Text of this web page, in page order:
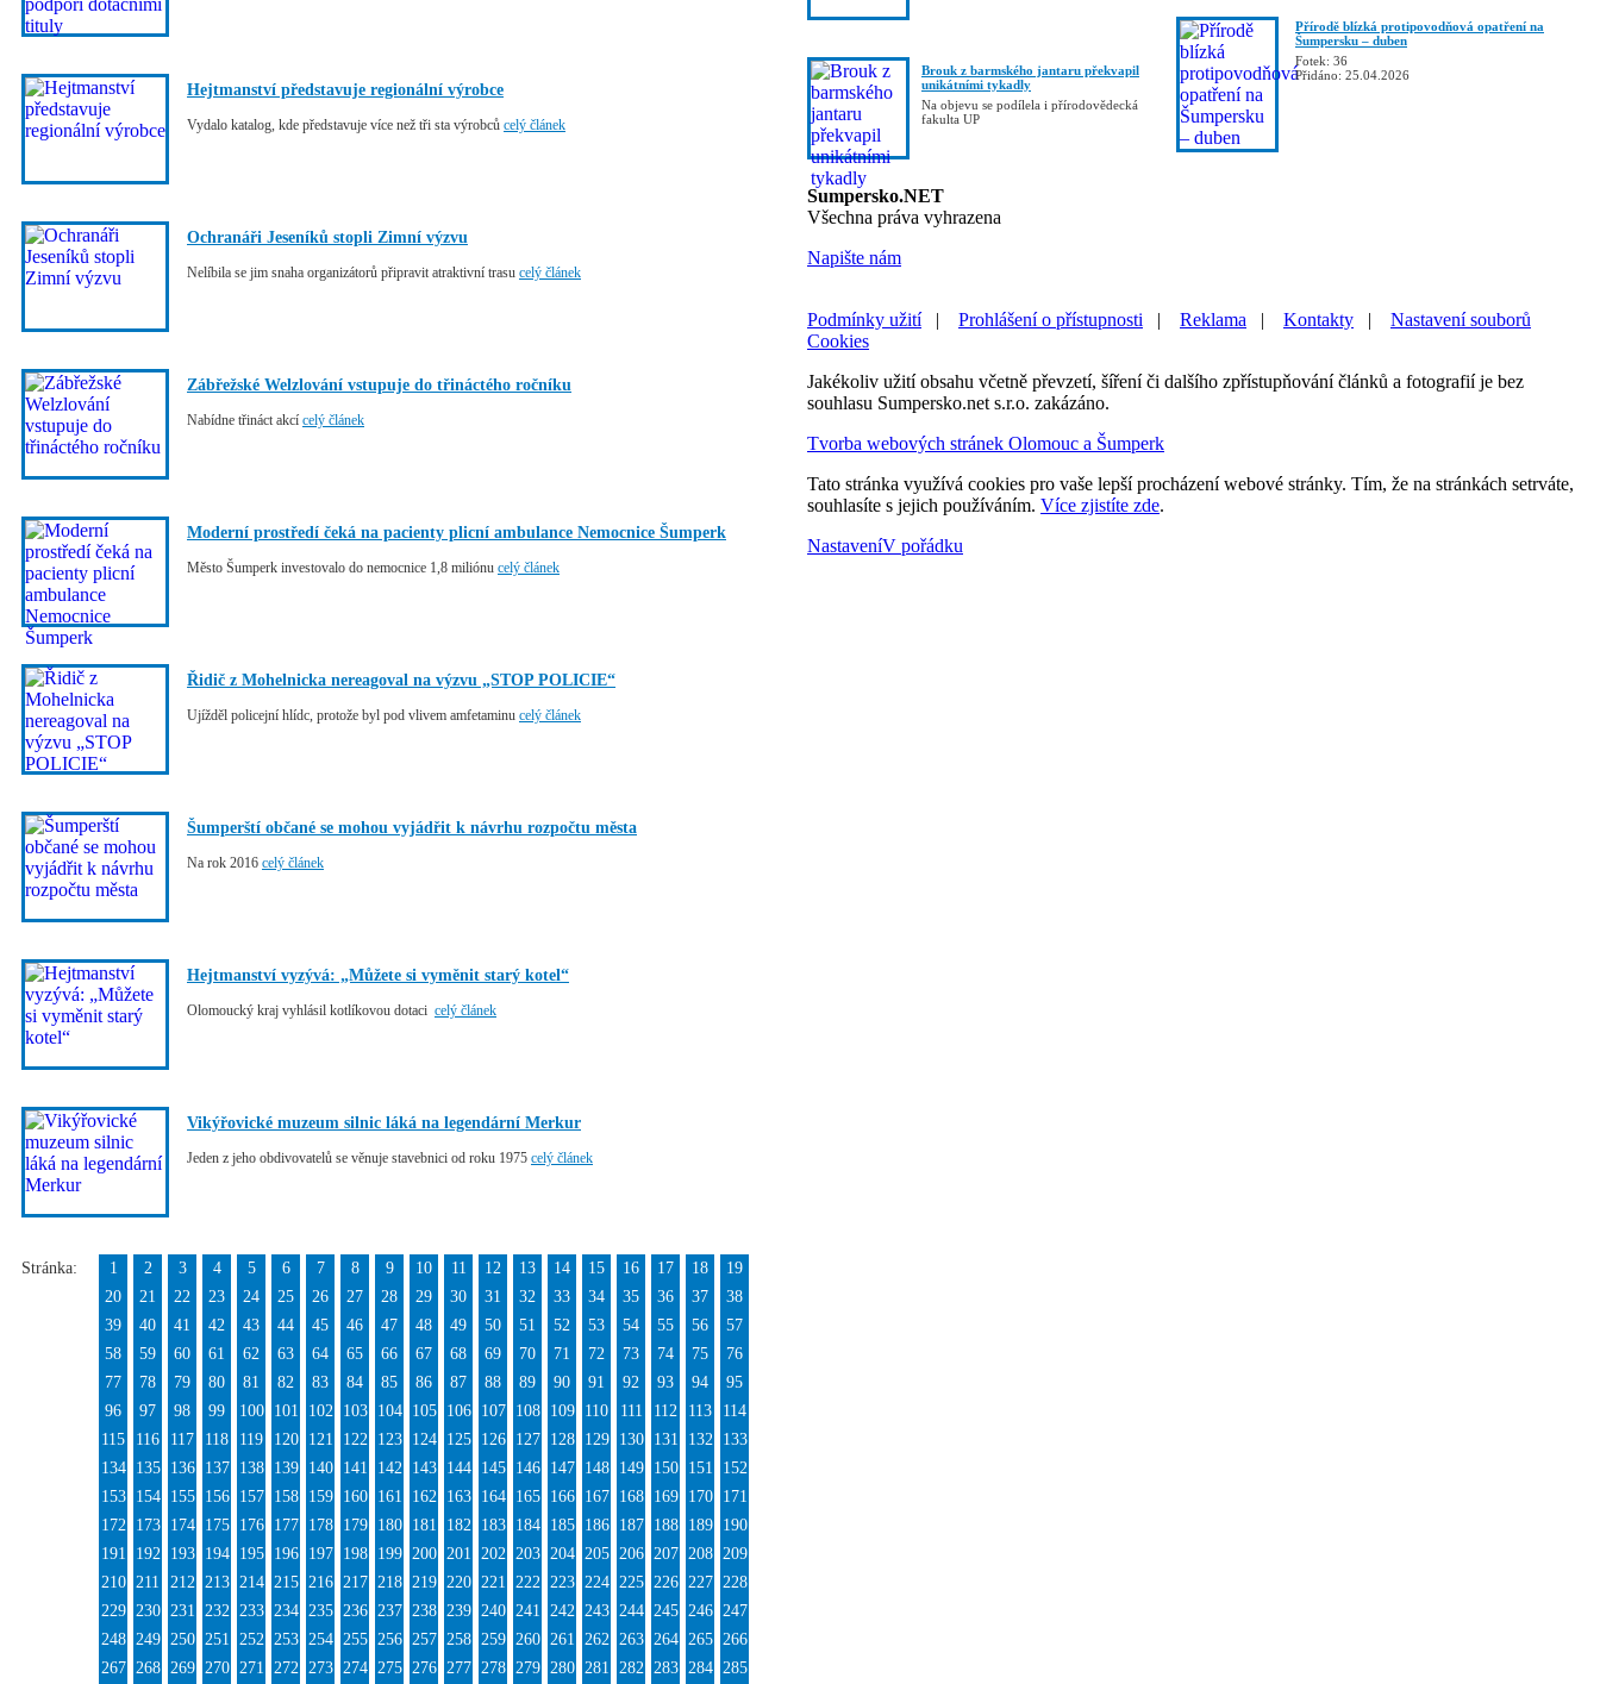
Hejtmanství představuje regionální výrobce
Vydalo katalog, kde představuje více než tři sta výrobců celý článek
Ochranáři Jeseníků stopli Zimní výzvu
Nelíbila se jim snaha organizátorů připravit atraktivní trasu celý článek
Zábřežské Welzlování vstupuje do třináctého ročníku
Nabídne třináct akcí celý článek
Moderní prostředí čeká na pacienty plicní ambulance Nemocnice Šumperk
Město Šumperk investovalo do nemocnice 1,8 miliónu celý článek
Řidič z Mohelnicka nereagoval na výzvu „STOP POLICIE“
Ujížděl policejní hlídc, protože byl pod vlivem amfetaminu celý článek
Šumperští občané se mohou vyjádřit k návrhu rozpočtu města
Na rok 2016 celý článek
Hejtmanství vyzývá: „Můžete si vyměnit starý kotel“
Olomoucký kraj vyhlásil kotlíkovou dotaci celý článek
Vikýřovické muzeum silnic láká na legendární Merkur
Jeden z jeho obdivovatelů se věnuje stavebnici od roku 1975 celý článek
Stránka: 1 2 3 4 5 6 7 8 9 10 11 12 13 14 15 16 17 18
19
20
21 22 23 24 25 26 27 28 29 30 31 32 33 34 35 36 37
38
39
40 41 42 43 44 45 46 47 48 49 50 51 52 53 54 55 56
57
58
59 60 61 62 63 64 65 66 67 68 69 70 71 72 73 74 75
76
77
78 79 80 81 82 83 84 85 86 87 88 89 90 91 92 93 94
95
96
97 98 99 100 101 102 103 104 105 106 107 108 109 110 111 112 113
114
115
116 117 118 119 120 121 122 123 124 125 126 127 128 129 130 131 132
133
134
135 136 137 138 139 140 141 142 143 144 145 146 147 148 149 150 151
152
153
154 155 156 157 158 159 160 161 162 163 164 165 166 167 168 169 170
171
172
173 174 175 176 177 178 179 180 181 182 183 184 185 186 187 188 189
190
191
192 193 194 195 196 197 198 199 200 201 202 203 204 205 206 207 208 209
210 211 212 213 214 215 216 217 218 219 220 221 222 223 224 225 226 227 228
229 230 231 232 233 234 235 236 237 238 239 240 241 242 243 244 245 246 247
248 249 250 251 252 253 254 255 256 257 258 259 260 261 262 263 264 265 266
267 268 269 270 271 272 273 274 275 276 277 278 279 280 281 282 283 284 285
Brouk z barmského jantaru překvapil
unikátními tykadly
Na objevu se podílela i přírodovědecká
fakulta UP
Přírodě blízká protipovodňová opatření na
Šumpersku – duben
Fotek: 36
Přidáno: 25.04.2026
Sumpersko.NET
Všechna práva vyhrazena
Napište nám
Podmínky užití Prohlášení o přístupnosti Reklama Kontakty
Nastavení souborů
Cookies
Jakékoliv užití obsahu včetně převzetí, šíření či dalšího zpřístupňování článků a fotografií je bez
souhlasu Sumpersko.net s.r.o. zakázáno.
Tvorba webových stránek Olomouc a Šumperk
Tato stránka využívá cookies pro vaše lepší procházení webové stránky. Tím, že na stránkách setrváte,
souhlasíte s jejich používáním. Více zjistíte zde.
NastaveníV pořádku